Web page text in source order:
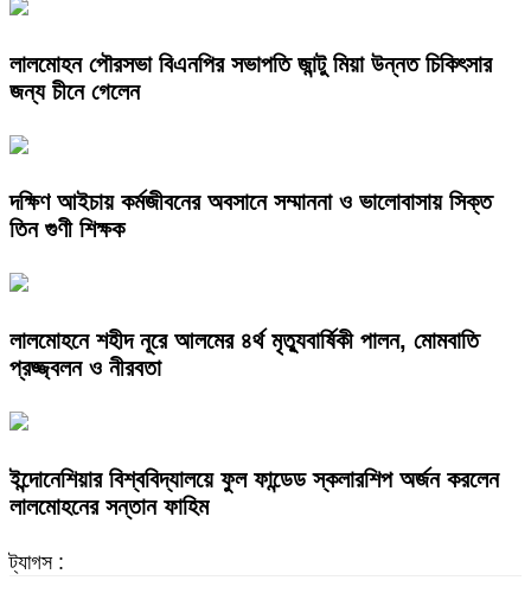
লালমোহন পৌরসভা বিএনপির সভাপতি জান্টু মিয়া উন্নত চিকিৎসার
জন্য চীনে গেলেন
দক্ষিণ আইচায় কর্মজীবনের অবসানে সম্মাননা ও ভালোবাসায় সিক্ত
তিন গুণী শিক্ষক
লালমোহনে শহীদ নূরে আলমের ৪র্থ মৃত্যুবার্ষিকী পালন, মোমবাতি
প্রজ্জ্বলন ও নীরবতা
ইন্দোনেশিয়ার বিশ্ববিদ্যালয়ে ফুল ফান্ডেড স্কলারশিপ অর্জন করলেন
লালমোহনের সন্তান ফাহিম
ট্যাগস :